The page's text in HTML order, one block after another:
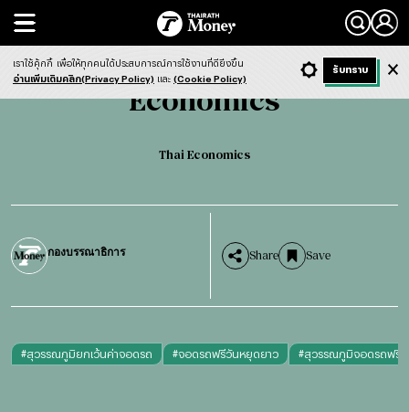
Search
Economics Thai Economics
Economics
Thai Economics
กองบรรณาธิการ Share Save
#สุวรรณภูมิยกเว้นค่าจอดรถ #จอดรถฟรีวันหยุดยาว #สุวรรณภูมิจอดรถฟรี
- ก + ก Dark ฟังข่าว
เราใช้คุ้กกี้ เพื่อให้ทุกคนได้ประสบการณ์การใช้งานที่ดียิ่งขึ้น
อ่านเพิ่มเติมคลิก(Privacy Policy) และ (Cookie Policy)
รับทราบ